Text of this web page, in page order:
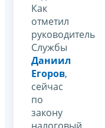
Как
отметил
руководитель
Службы
Даниил
Егоров,
сейчас
по
закону